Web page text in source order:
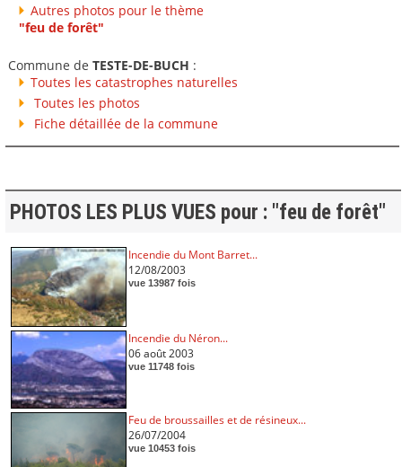
Autres photos pour le thème
"feu de forêt"
Commune de TESTE-DE-BUCH :
Toutes les catastrophes naturelles
Toutes les photos
Fiche détaillée de la commune
PHOTOS LES PLUS VUES pour : "feu de forêt"
Incendie du Mont Barret...
12/08/2003
vue 13987 fois
Incendie du Néron...
06 août 2003
vue 11748 fois
Feu de broussailles et de résineux...
26/07/2004
vue 10453 fois